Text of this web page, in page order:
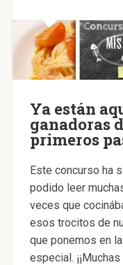
Ya están
ganadoras
primeros
Este concurso ha
podido leer
veces que
esos trocitos de
que ponemos en
especial.